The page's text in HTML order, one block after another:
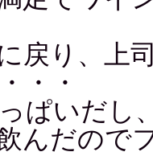
戻り、上
・・
ぱいだし
んだので